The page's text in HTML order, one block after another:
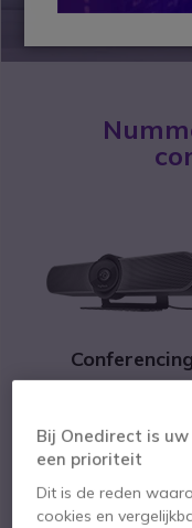
Conferencing
Bij Onedirect is
een prioriteit
Dit is de reden
cookies en